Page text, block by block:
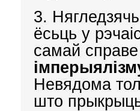
3.
ёсьць у
самай
Невядома
што